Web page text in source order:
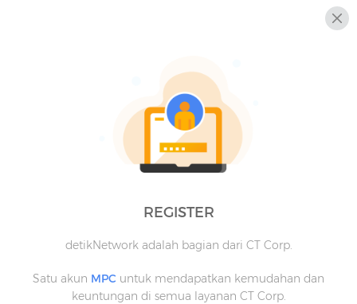
REGISTER
detikNetwork adalah bagian dari CT Corp.
Satu akun MPC untuk mendapatkan kemudahan dan
keuntungan di semua layanan CT Corp.